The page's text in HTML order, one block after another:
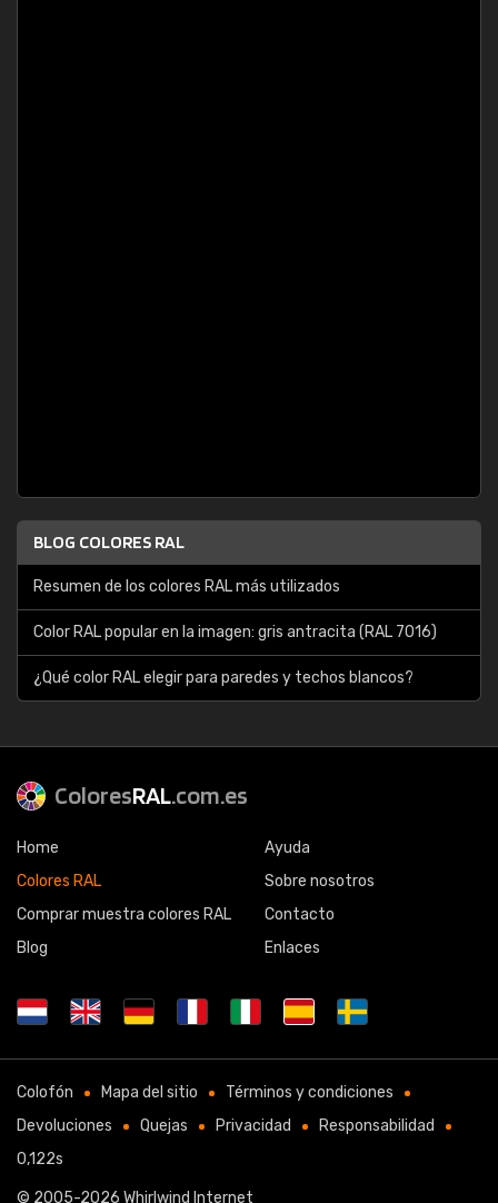
BLOG COLORES RAL
Resumen de los colores RAL más utilizados
Color RAL popular en la imagen: gris antracita (RAL 7016)
¿Qué color RAL elegir para paredes y techos blancos?
ColoresRAL.com.es
Home
Colores RAL
Comprar muestra colores RAL
Blog
Ayuda
Sobre nosotros
Contacto
Enlaces
Colofón Mapa del sitio
Términos y condiciones
Devoluciones
Quejas Privacidad
Responsabilidad
0,122s
© 2005-2026 Whirlwind Internet